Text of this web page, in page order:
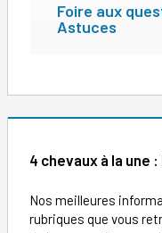
Foire aux
Astuces
4 chevaux à la une
Nos meilleures
rubriques que vous